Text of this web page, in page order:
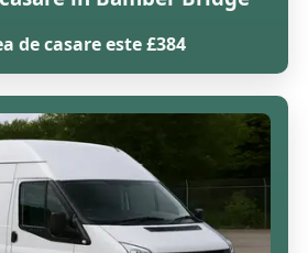
de casare este £384